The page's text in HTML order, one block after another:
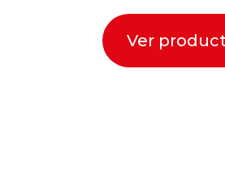
Ver